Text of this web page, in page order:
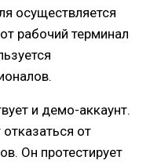
осуществляется
рабочий терминал
и демо-аккаунт.
от
Он протестирует